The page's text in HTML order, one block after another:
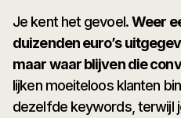
Je kent het gevoel.Weer
duizenden euro’s
maar waar blijven die
lijken moeiteloos klanten
dezelfde keywords, terwijl